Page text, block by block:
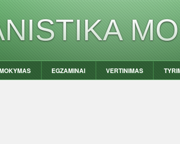
EGZAMINAI VERTINIMAS